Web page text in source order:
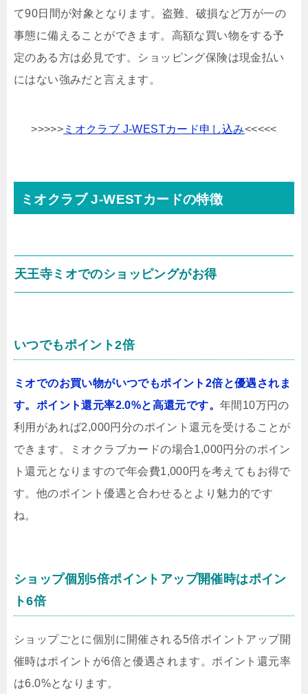
て90日間が対象となります。盗難、破損など万が一の
事態に備えることができます。高額な買い物をする予
定のある方は必見です。ショッピング保険は現金払い
にはない強みだと言えます。
>>>>> ミオクラブ J‐WESTカード申し込み<<<<<
ミオクラブ J‐WESTカードの特徴
天王寺ミオでのショッピングがお得
いつでもポイント2倍
ミオでのお買い物がいつでもポイント2倍と優遇されま
す。ポイント還元率2.0%と高還元です。 年間10万円の
利用があれば2,000円分のポイント還元を受けることが
できます。ミオクラブカードの場合1,000円分のポイン
ト還元となりますので年会費1,000円を考えてもお得で
す。他のポイント優遇と合わせるとより魅力的です
ね。
ショップ個別5倍ポイントアップ開催時はポイン
ト6倍
ショップごとに個別に開催される5倍ポイントアップ開
催時はポイントが6倍と優遇されます。ポイント還元率
は6.0%となります。